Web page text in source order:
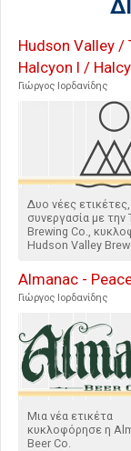
Hudson Valley /
Halcyon I /
Γιώργος Ιορδανίδης
Δυο νέες
συνεργασία με την
Brewing Co.,
Hudson Valley
Almanac -
Γιώργος Ιορδανίδης
Μια νέα ετικέτα
κυκλοφόρησε η
Beer Co.